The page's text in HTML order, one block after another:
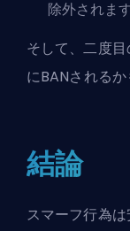
除外されま
そして、二度
にBANされるか
結論
スマーフ行為